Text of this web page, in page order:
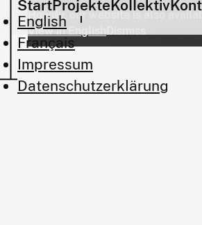
StartProjekte Kollektiv
English
Français
Impressum
Datenschutzerklärung
Howdy, our website is also
View in English